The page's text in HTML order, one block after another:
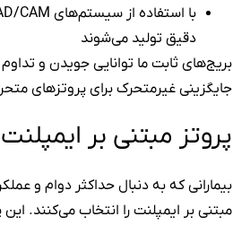
دقیق تولید می‌شوند
بریج‌های ثابت ما توانایی جویدن و تداوم
جایگزینی غیرمتحرک برای پروتزهای
پروتز مبتنی بر ایمپلنت
بیمارانی که به دنبال حداکثر دوام و
مبتنی بر ایمپلنت را انتخاب می‌کنند. این